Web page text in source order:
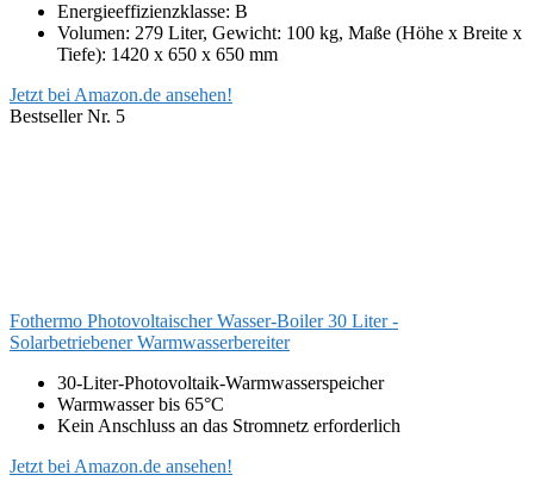
Energieeffizienzklasse: B
Volumen: 279 Liter, Gewicht: 100 kg, Maße (Höhe x Breite x
Tiefe): 1420 x 650 x 650 mm
Jetzt bei Amazon.de ansehen!
Bestseller Nr. 5
Fothermo Photovoltaischer Wasser-Boiler 30 Liter -
Solarbetriebener Warmwasserbereiter
30-Liter-Photovoltaik-Warmwasserspeicher
Warmwasser bis 65°C
Kein Anschluss an das Stromnetz erforderlich
Jetzt bei Amazon.de ansehen!